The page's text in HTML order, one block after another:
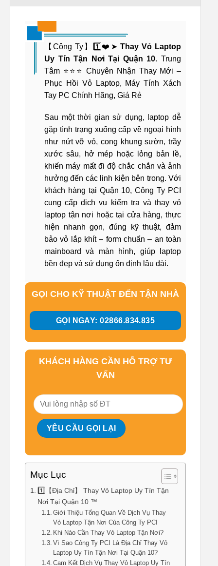
【Công Ty】1️⃣❤️➤ Thay Vỏ Laptop
Uy Tín Tận Nơi Tại Quận 10. Trung
Tâm ⭐⭐⭐ Chuyên Nhận Thay Mới –
Phục Hồi Vỏ Laptop, Máy Tính Xách
Tay PC Chính Hãng, Giá Rẻ
Sau một thời gian sử dụng, laptop dễ
gặp tình trạng xuống cấp về ngoại hình
như nứt vỡ vỏ, cong khung sườn, trầy
xước sâu, hở mép hoặc lỏng bản lề,
khiến máy mất đi độ chắc chắn và ảnh
hưởng đến các linh kiện bên trong. Với
khách hàng tại Quận 10, Công Ty PCI
cung cấp dịch vụ kiểm tra và thay vỏ
laptop tận nơi hoặc tại cửa hàng, thực
hiện nhanh gọn, đúng kỹ thuật, đảm
bảo vỏ lắp khít – form chuẩn – an toàn
mainboard và màn hình, giúp laptop
bền đẹp và sử dụng ổn định lâu dài.
GỌI CHO KỸ THUẬT ĐẾN TẬN NHÀ
GỌI NGAY: 02866.834.835
KHÁCH HÀNG CẦN HỖ TRỢ TƯ
VẤN
Mục Lục
1️⃣【Địa Chỉ】 Thay Vỏ Laptop Uy Tín Tận
Nơi Tại Quận 10 ™
Giới Thiệu Tổng Quan Về Dịch Vụ Thay
Vỏ Laptop Tận Nơi Của Công Ty PCI
Khi Nào Cần Thay Vỏ Laptop Tận Nơi?
Vì Sao Công Ty PCI Là Địa Chỉ Thay Vỏ
Laptop Uy Tín Tận Nơi Tại Quận 10?
Cam Kết Dịch Vụ Thay Vỏ Laptop Uy Tín